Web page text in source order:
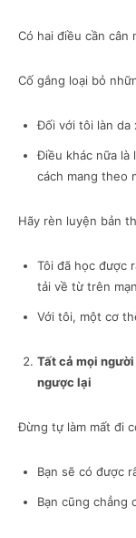
Có hai điều cần cân
Cố gắng loại bỏ
Đối với tôi làn da
Điều khác nữa là
cách mang theo
Hãy rèn luyện bản
Tôi đã học được
tải về từ trên
Với tôi, một cơ
Tất cả mọi
ngược lại
Đừng tự làm mất đi
Bạn sẽ có được
Bạn cũng chẳng